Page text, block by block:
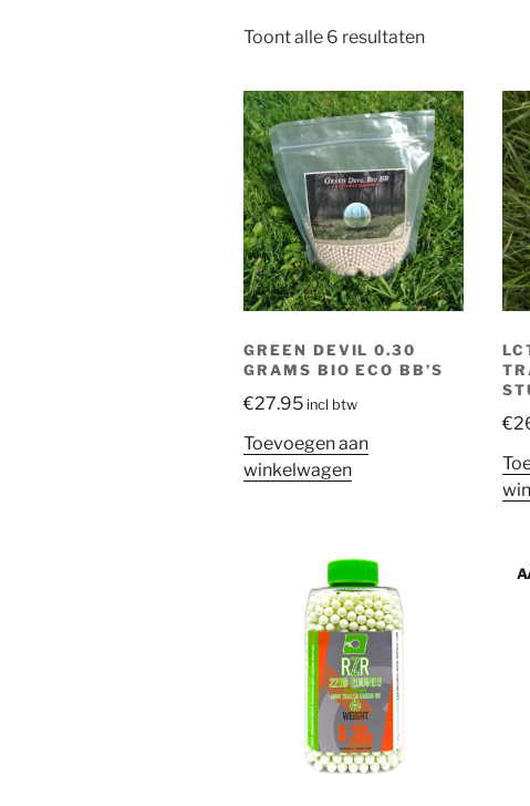
Toont alle 6 resultatenGesorteerd
prijs:
hoog
naar
laag
GREEN DEVIL 0.30
GRAMS BIO ECO BB’S
€27.95 incl btw
Toevoegen aan
winkelwagen
€